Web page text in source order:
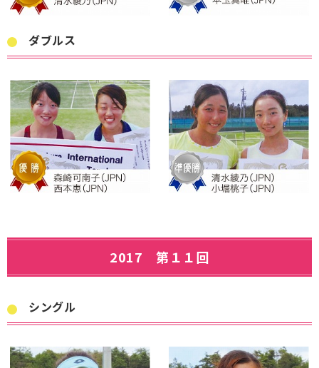
ダブルス
2017 第１１回
シングル